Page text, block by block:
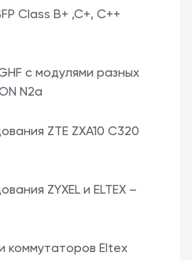
Class B+ ,C+, C++
с модулями разных
N2a
ZTE ZXA10 С320
ZYXEL и ELTEX –
коммутаторов Eltex